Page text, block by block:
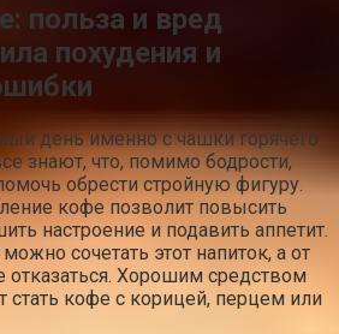
польза и вред
похудения и
день именно с чашки горячего
знают, что, помимо бодрости,
обрести стройную фигуру.
кофе позволит повысить
настроение и подавить аппетит.
сочетать этот напиток, а от
отказаться. Хорошим средством
стать кофе с корицей, перцем или